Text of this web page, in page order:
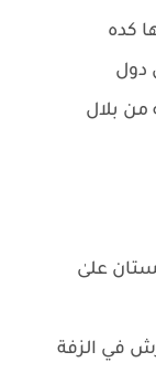
كده
دول
من بلال
علىٰ
في الزفة